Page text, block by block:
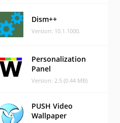
Dism++
Version: 10.1.1000.
Personalization
Panel
Version: 2.5 (0.44 MB)
PUSH Video
Wallpaper